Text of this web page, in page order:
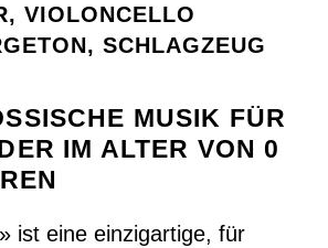
VIOLONCELLO
SCHLAGZEUG
MUSIK FÜR
IM ALTER VON 0
ist eine einzigartige, für